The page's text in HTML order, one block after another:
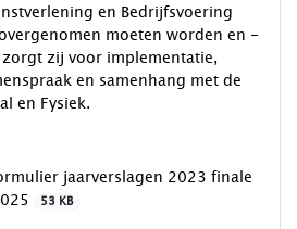
en Bedrijfsvoering
moeten worden en -
zij voor implementatie,
en samenhang met de
en Fysiek.
jaarverslagen 2023 finale
53 KB